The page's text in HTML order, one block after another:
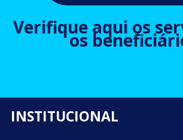
Verifique aqui os
os
INSTITUCIONAL